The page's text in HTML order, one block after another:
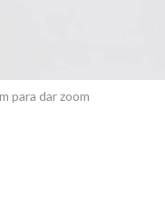
para dar zoom